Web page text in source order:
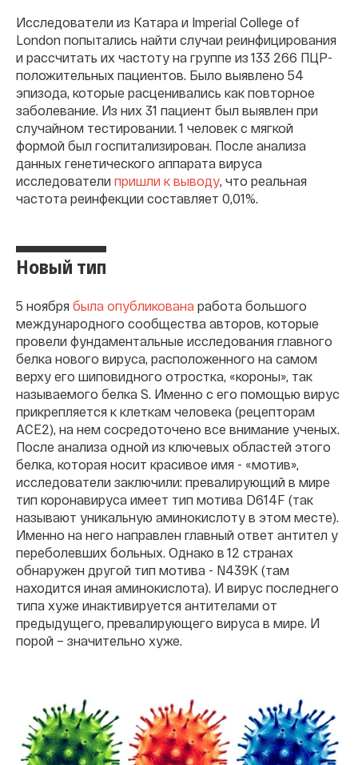
Исследователи из Катара и Imperial College of
London попытались найти случаи реинфицирования
и рассчитать их частоту на группе из 133 266 ПЦР-
положительных пациентов. Было выявлено 54
эпизода, которые расценивались как повторное
заболевание. Из них 31 пациент был выявлен при
случайном тестировании. 1 человек с мягкой
формой был госпитализирован. После анализа
данных генетического аппарата вируса
исследователи пришли к выводу, что реальная
частота реинфекции составляет 0,01%.
Новый тип
5 ноября была опубликована работа большого
международного сообщества авторов, которые
провели фундаментальные исследования главного
белка нового вируса, расположенного на самом
верху его шиповидного отростка, «короны», так
называемого белка S. Именно с его помощью вирус
прикрепляется к клеткам человека (рецепторам
ACE2), на нем сосредоточено все внимание ученых.
После анализа одной из ключевых областей этого
белка, которая носит красивое имя - «мотив»,
исследователи заключили: превалирующий в мире
тип коронавируса имеет тип мотива D614F (так
называют уникальную аминокислоту в этом месте).
Именно на него направлен главный ответ антител у
переболевших больных. Однако в 12 странах
обнаружен другой тип мотива - N439K (там
находится иная аминокислота). И вирус последнего
типа хуже инактивируется антителами от
предыдущего, превалирующего вируса в мире. И
порой – значительно хуже.